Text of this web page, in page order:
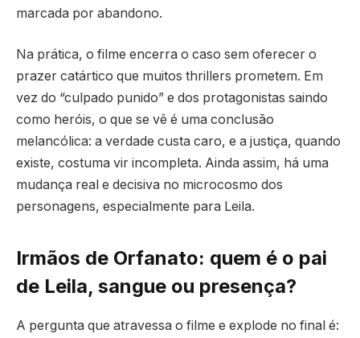
marcada por abandono.
Na prática, o filme encerra o caso sem oferecer o
prazer catártico que muitos thrillers prometem. Em
vez do “culpado punido” e dos protagonistas saindo
como heróis, o que se vê é uma conclusão
melancólica: a verdade custa caro, e a justiça, quando
existe, costuma vir incompleta. Ainda assim, há uma
mudança real e decisiva no microcosmo dos
personagens, especialmente para Leila.
Irmãos de Orfanato: quem é o pai
de Leila, sangue ou presença?
A pergunta que atravessa o filme e explode no final é: